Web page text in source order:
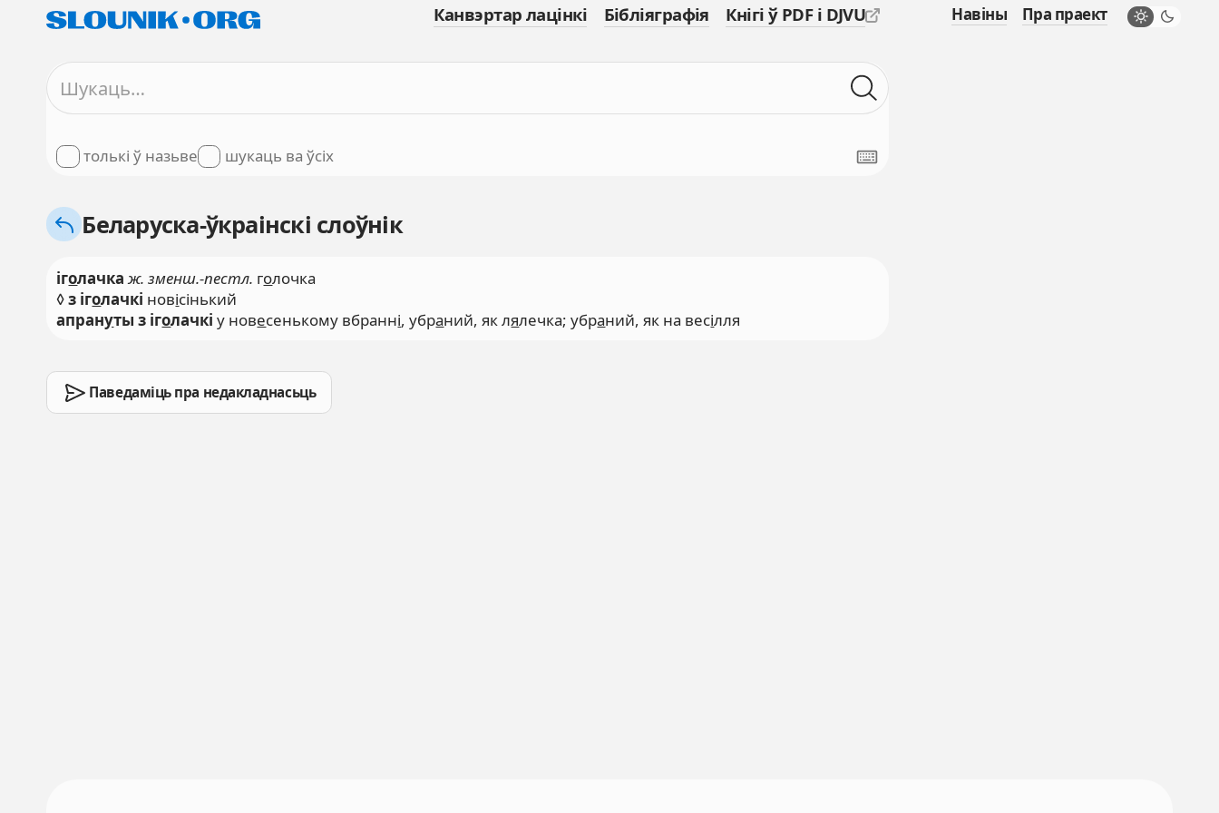
Канвэртар лацінкі Бібліяграфія Кнігі ў PDF і DJVU Навіны Пра праект
толькі ў назьве шукаць ва ўсіх
Беларуска-ўкраінскі слоўнік
іголачка ж. зменш.-пестл. голочка
◊з іголачкі новісінький
апрануты з іголачкі у новесенькому вбранні, убраний, як лялечка; убраний, як на весілля
Паведаміць пра недакладнасьць